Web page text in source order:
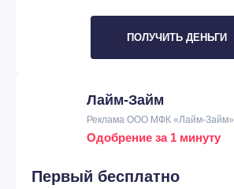
ПОЛУЧИТЬ ДЕНЬГИ
Лайм-Займ
Реклама ООО МФК «Лайм-Займ»
Одобрение за 1 минуту
Первый бесплатно